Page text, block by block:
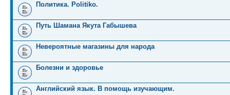
Политика. Politiko.
Путь Шамана Якута Габышева
Невероятные магазины для народа
Болезни и здоровье
Английский язык. В помощь изучающим.